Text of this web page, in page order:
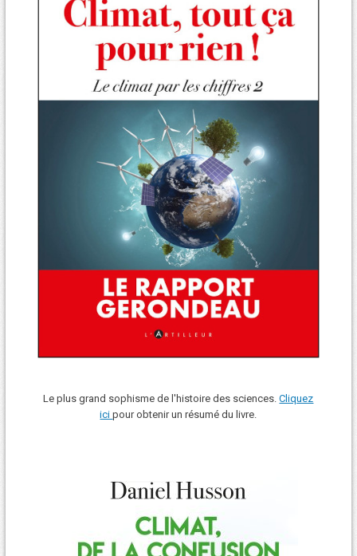
Le plus grand sophisme de l'histoire des sciences.Cliquez
icipour obtenir un résumé du livre.